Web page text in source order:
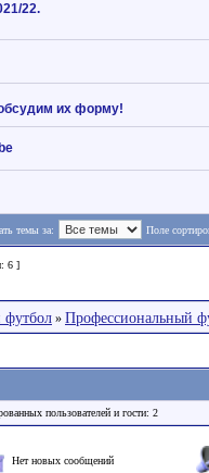
22.
их форму!
темы за: Поле
6 ]
» Профессиональный
пользователей и гости: 2
Нет новых сообщений